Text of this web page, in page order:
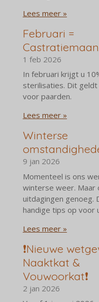
Lees meer »
Februari =
1 feb 2026
In februari krijgt u
sterilisaties. Dit
voor paarden.
Lees meer »
Winterse
9 jan 2026
Momenteel is ons
winterse weer. Maar
uitdagingen genoeg.
handige tips op voor
Lees meer »
❗️Nieuwe
Naaktkat &
Vouwoorkat❗️
2 jan 2026